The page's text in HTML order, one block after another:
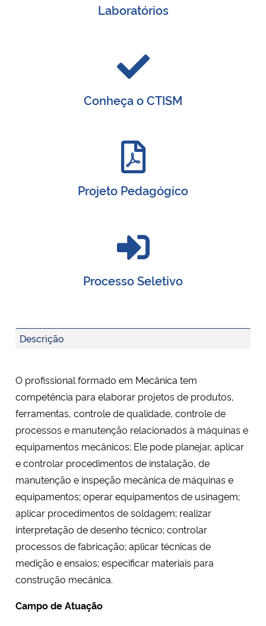
Laboratórios
Conheça o CTISM
Projeto Pedagógico
Processo Seletivo
Descrição
O profissional formado em Mecânica tem
competência para elaborar projetos de produtos,
ferramentas, controle de qualidade, controle de
processos e manutenção relacionados à máquinas e
equipamentos mecânicos; Ele pode planejar, aplicar
e controlar procedimentos de instalação, de
manutenção e inspeção mecânica de máquinas e
equipamentos; operar equipamentos de usinagem;
aplicar procedimentos de soldagem; realizar
interpretação de desenho técnico; controlar
processos de fabricação; aplicar técnicas de
medição e ensaios; especificar materiais para
construção mecânica.
Campo de Atuação